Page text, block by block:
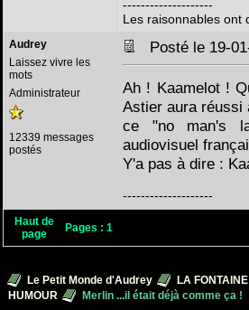
--------------------
Les raisonnables ont
Audrey
Laissez vivre les
mots
Administrateur
12339 messages
postés
Posté le 19-
Ah ! Kaamelot !
Astier aura réussi
ce "no man's
audiovisuel
Y'a pas à dire :
--------------------
Haut de
page
Pages : 1
Le Petit Monde d'Audrey
LA
HUMOUR
Merlin ...il était déjà comme ça !